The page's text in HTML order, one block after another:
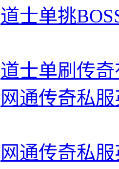
道士单挑
道士单刷传
网通传奇私
网通传奇私